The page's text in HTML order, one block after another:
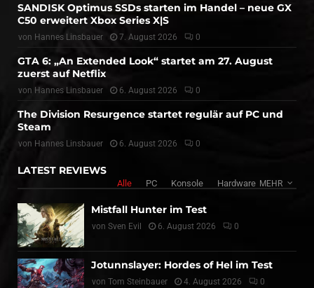
SANDISK Optimus SSDs starten im Handel – neue GX
C50 erweitert Xbox Series X|S
von Hannes Linsbauer 7. August 2026 0
GTA 6: „An Extended Look“ startet am 27. August
zuerst auf Netflix
von Hannes Linsbauer 6. August 2026 0
The Division Resurgence startet regulär auf PC und
Steam
von Hannes Linsbauer 6. August 2026 0
LATEST REVIEWS
Alle PC Konsole Hardware MEHR
Mistfall Hunter im Test
von Sven Evil 6. August 2026 0
Jotunnslayer: Hordes of Hel im Test
von Tom Steinbauer 4. August 2026 0